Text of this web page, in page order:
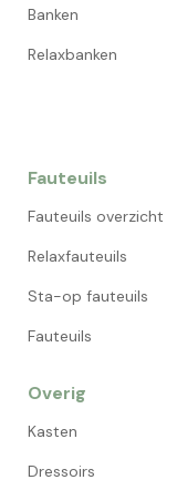
Banken
Relaxbanken
Fauteuils
Fauteuils overzicht
Relaxfauteuils
Sta-op fauteuils
Fauteuils
Overig
Kasten
Dressoirs